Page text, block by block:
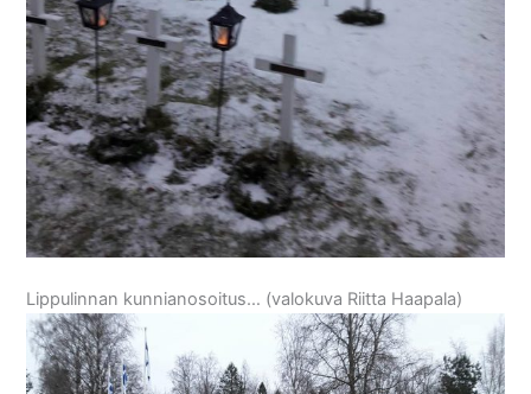
Lippulinnan kunnianosoitus… (valokuva Riitta Haapala)